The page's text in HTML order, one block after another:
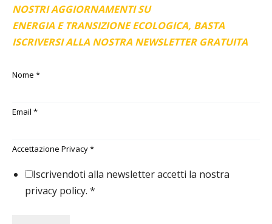
NOSTRI AGGIORNAMENTI SU
ENERGIA E TRANSIZIONE ECOLOGICA, BASTA
ISCRIVERSI ALLA NOSTRA NEWSLETTER GRATUITA
Nome *
Email *
Accettazione Privacy*
Iscrivendoti alla newsletter accetti la nostra
privacy policy. *